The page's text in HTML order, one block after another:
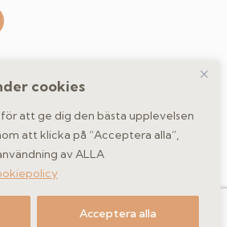
cookies
att ge dig den bästa upplevelsen
att klicka på “Acceptera alla”,
av ALLA
Acceptera alla